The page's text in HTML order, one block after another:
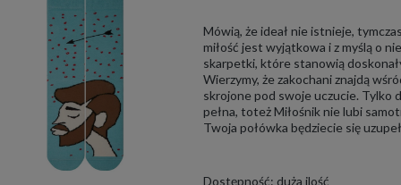
Mówią, że ideał nie istnieje,
miłość jest wyjątkowa i z myślą o
skarpetki, które stanowią
Wierzymy, że zakochani znajdą
skrojone pod swoje uczucie. Tylko
pełna, toteż Miłośnik nie lubi
Twoja połówka będziecie się
Dostępność: duża ilość